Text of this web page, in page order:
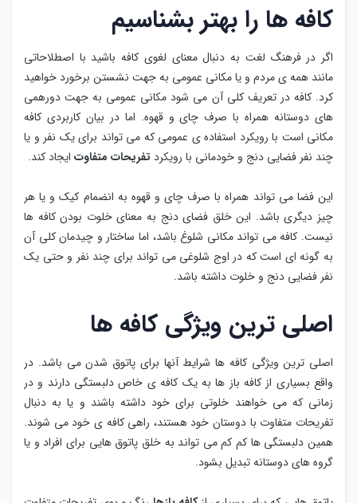
کافه ها را بهتر بشناسیم
اگر در فرهنگ لغت به دنبال معنای لغوی کافه باشید با اصطلاحاتی
مانند همه ی مردم و یا مکانی عمومی به جهت نشستن برخورد خواهید
کرد. کافه در تعریف کلی آن می شود مکانی عمومی به جهت دورهمی
های دوستانه همراه با صرف چای و قهوه. اما در بیان کاربردی کافه
مکانی است با رویکرد استفاده ی عمومی که می تواند برای یک نفر و یا
چند نفر فضایی دنج و خودمانی با رویکرد تفریحات متفاوت ایجاد کند.
این فضا می تواند همراه با صرف چای و قهوه به انضمام کیک و یا هر
چیز دیگری باشد. این خلق فضای دنج به معنای خلوت بودن کافه ها
نیست. کافه می تواند مکانی شلوغ باشد، اما ساختار و چیدمان کلی آن
به گونه ای است که در اوج شلوغی می ‌تواند برای چند نفر و حتی یک
نفر فضایی دنج و خلوت داشته باشد.
اصلی ترین ویژگی کافه ها
اصلی ترین ویژگی کافه ها شرایط آنها برای پاتوق شدن می باشد. در
واقع بسیاری از کافه باز ها به یک کافه ی خاص دلبستگی دارند و در
زمانی که می خواهند خلوتی برای خود داشته باشند و یا به دنبال
تفریحات متفاوت با دوستان خود هستند، راهی کافه ی خود می‌ شوند.
همین دلبستگی ها کم کم می تواند به خلق پاتوق هایی برای افراد و یا
گروه های دوستانه تبدیل بشود.